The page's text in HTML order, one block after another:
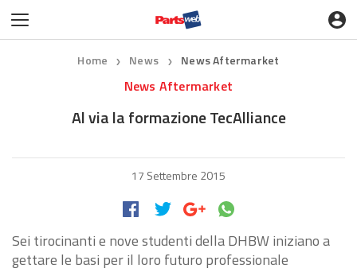
Home ❯ News ❯ News Aftermarket
News Aftermarket
Al via la formazione TecAlliance
17 Settembre 2015
Sei tirocinanti e nove studenti della DHBW iniziano a
gettare le basi per il loro futuro professionale